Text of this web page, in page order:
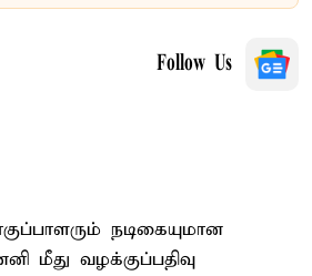
Follow Us
நடிகையுமான
மீது வழக்குப்பதிவு